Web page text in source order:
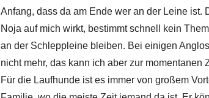
Anfang, dass da am Ende wer an der Leine ist.
Noja auf mich wirkt, bestimmt schnell kein
an der Schleppleine bleiben. Bei einigen
nicht mehr, das kann ich aber zur momentanen
Für die Laufhunde ist es immer von großem